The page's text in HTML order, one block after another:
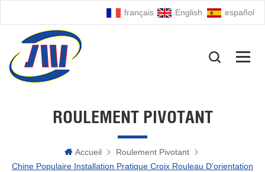
français English español
ROULEMENT PIVOTANT
Accueil
Roulement Pivotant
Chine Populaire Installation Pratique Croix Rouleau D'orientation